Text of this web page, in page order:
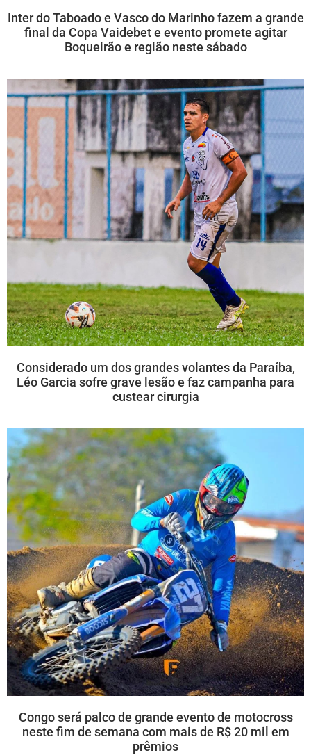
Inter do Taboado e Vasco do Marinho fazem a grande
final da Copa Vaidebet e evento promete agitar
Boqueirão e região neste sábado
Considerado um dos grandes volantes da Paraíba,
Léo Garcia sofre grave lesão e faz campanha para
custear cirurgia
Congo será palco de grande evento de motocross
neste fim de semana com mais de R$ 20 mil em
prêmios